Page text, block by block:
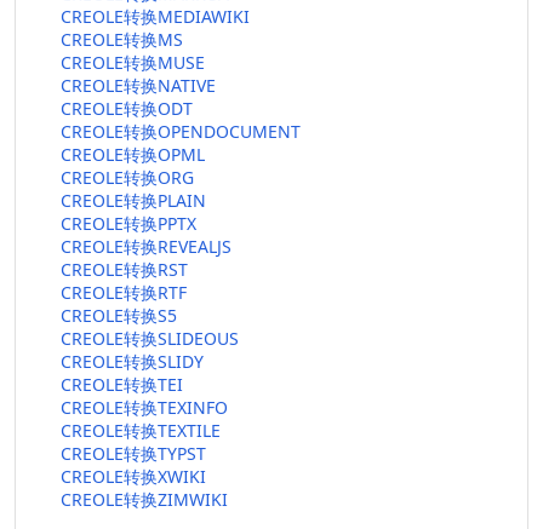
CREOLE转换MEDIAWIKI
CREOLE转换MS
CREOLE转换MUSE
CREOLE转换NATIVE
CREOLE转换ODT
CREOLE转换OPENDOCUMENT
CREOLE转换OPML
CREOLE转换ORG
CREOLE转换PLAIN
CREOLE转换PPTX
CREOLE转换REVEALJS
CREOLE转换RST
CREOLE转换RTF
CREOLE转换S5
CREOLE转换SLIDEOUS
CREOLE转换SLIDY
CREOLE转换TEI
CREOLE转换TEXINFO
CREOLE转换TEXTILE
CREOLE转换TYPST
CREOLE转换XWIKI
CREOLE转换ZIMWIKI